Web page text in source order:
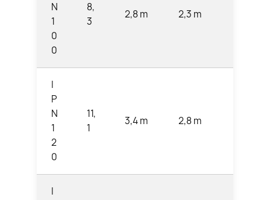
N
1
0
0
8,
3
2,8 m 2,3 m
I
P
N
1
2
0
11,
1
3,4 m 2,8 m
I